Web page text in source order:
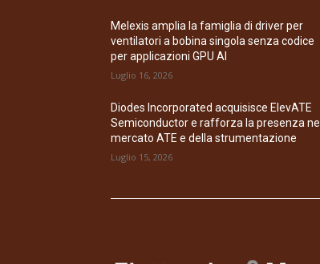
Melexis amplia la famiglia di driver per
ventilatori a bobina singola senza codice
per applicazioni GPU AI
Luglio 16, 2026
Diodes Incorporated acquisisce ElevATE
Semiconductor e rafforza la presenza nel
mercato ATE e della strumentazione
Luglio 15, 2026